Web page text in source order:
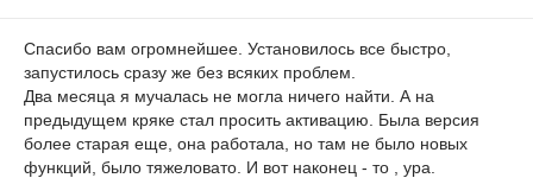
Спасибо вам огромнейшее. Установилось все быстро,
запустилось сразу же без всяких проблем.
Два месяца я мучалась не могла ничего найти. А на
предыдущем кряке стал просить активацию. Была версия
более старая еще, она работала, но там не было новых
функций, было тяжеловато. И вот наконец - то , ура.